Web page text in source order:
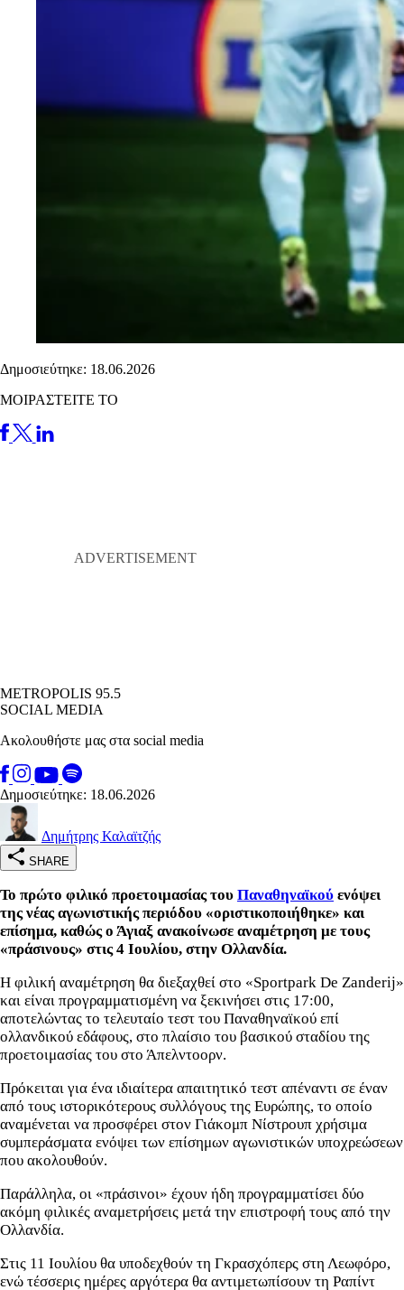
Δημοσιεύτηκε: 18.06.2026
ΜΟΙΡΑΣΤΕΙΤΕ ΤΟ
METROPOLIS 95.5
SOCIAL MEDIA
Ακολουθήστε μας στα social media
Δημοσιεύτηκε: 18.06.2026
Δημήτρης Καλαϊτζής
SHARE
Το πρώτο φιλικό προετοιμασίας του Παναθηναϊκού ενόψει
της νέας αγωνιστικής περιόδου «οριστικοποιήθηκε» και
επίσημα, καθώς ο Άγιαξ ανακοίνωσε αναμέτρηση με τους
«πράσινους» στις 4 Ιουλίου, στην Ολλανδία.
Η φιλική αναμέτρηση θα διεξαχθεί στο «Sportpark De Zanderij»
και είναι προγραμματισμένη να ξεκινήσει στις 17:00,
αποτελώντας το τελευταίο τεστ του Παναθηναϊκού επί
ολλανδικού εδάφους, στο πλαίσιο του βασικού σταδίου της
προετοιμασίας του στο Άπελντοορν.
Πρόκειται για ένα ιδιαίτερα απαιτητικό τεστ απέναντι σε έναν
από τους ιστορικότερους συλλόγους της Ευρώπης, το οποίο
αναμένεται να προσφέρει στον Γιάκομπ Νίστρουπ χρήσιμα
συμπεράσματα ενόψει των επίσημων αγωνιστικών υποχρεώσεων
που ακολουθούν.
Παράλληλα, οι «πράσινοι» έχουν ήδη προγραμματίσει δύο
ακόμη φιλικές αναμετρήσεις μετά την επιστροφή τους από την
Ολλανδία.
Στις 11 Ιουλίου θα υποδεχθούν τη Γκρασχόπερς στη Λεωφόρο,
ενώ τέσσερις ημέρες αργότερα θα αντιμετωπίσουν τη Ραπίντ